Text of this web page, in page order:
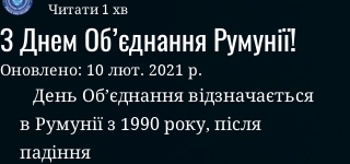
З Днем Об’єднання Румунії!
Читати 1 хв
Оновлено: 10 лют. 2021 р.
в Румунії з 1990 року, після
падіння